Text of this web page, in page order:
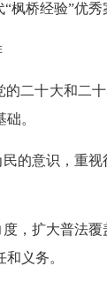
枫桥经验”优秀
的二十大和二
。
的意识 ， 重视
，扩大普法
义务。